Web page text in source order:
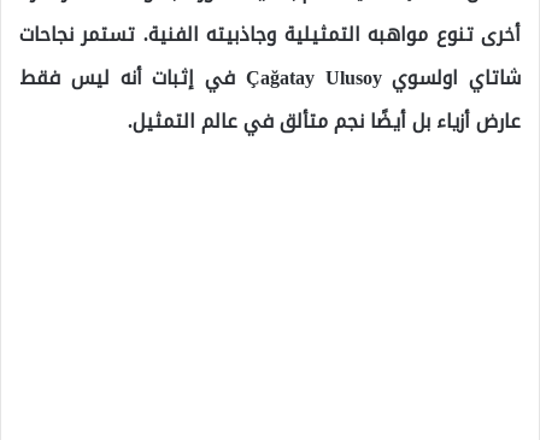
أخرى تنوع مواهبه التمثيلية وجاذبيته الفنية. تستمر نجاحات
شاتاي اولسوي Çağatay Ulusoy في إثبات أنه ليس فقط
عارض أزياء بل أيضًا نجم متألق في عالم التمثيل.